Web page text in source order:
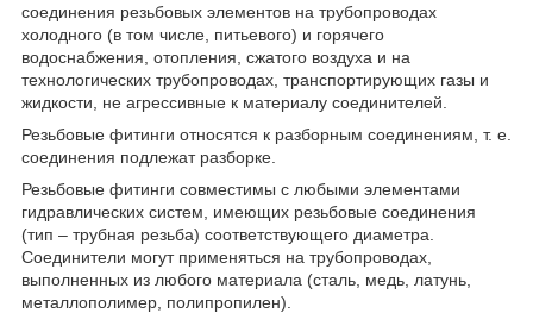
соединения резьбовых элементов на трубопроводах
холодного (в том числе, питьевого) и горячего
водоснабжения, отопления, сжатого воздуха и на
технологических трубопроводах, транспортирующих газы и
жидкости, не агрессивные к материалу соединителей.
Резьбовые фитинги относятся к разборным соединениям, т. е.
соединения подлежат разборке.
Резьбовые фитинги совместимы с любыми элементами
гидравлических систем, имеющих резьбовые соединения
(тип – трубная резьба) соответствующего диаметра.
Соединители могут применяться на трубопроводах,
выполненных из любого материала (сталь, медь, латунь,
металлополимер, полипропилен).